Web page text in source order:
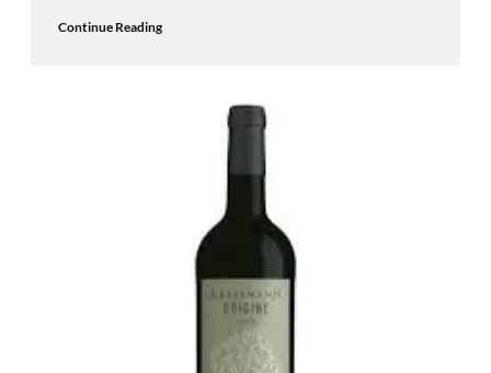
Continue Reading